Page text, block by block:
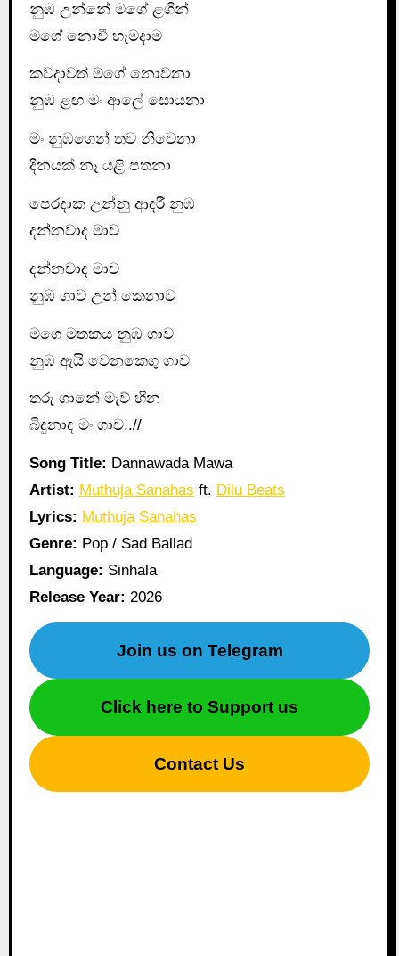
නුඹ උන්නේ මගේ ළගින්
මගේ නොවී හැමදාම
කවදාවත් මගේ නොවනා
නුඹ ළඟ මං ආලේ සොයනා
මං නුඹගෙන් තව නිවෙනා
දිනයක් නෑ යළි පතනා
පෙරදාක උන්නු ආදරී නුඹ
දන්නවාද මාව
දන්නවාද මාව
නුඹ ගාව උන් කෙනාව
මගෙ මතකය නුඹ ගාව
නුඹ ඇයි වෙනකෙගු ගාව
තරු ගානේ මැව් හීන
බිදුනාද මං ගාව..//
Song Title: Dannawada Mawa
Artist: Muthuja Sanahas ft. Dilu Beats
Lyrics: Muthuja Sanahas
Genre: Pop / Sad Ballad
Language: Sinhala
Release Year: 2026
Join us on Telegram
Click here to Support us
Contact Us